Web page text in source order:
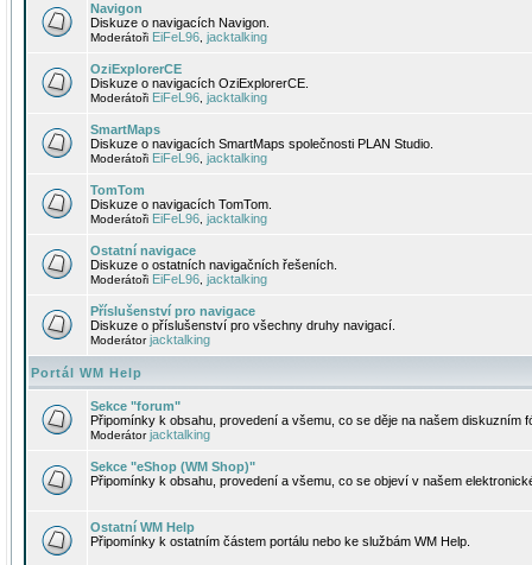
Navigon
Diskuze o navigacích Navigon.
Moderátoři EiFeL96 jacktalking
OziExplorerCE
Diskuze o navigacích OziExplorerCE.
Moderátoři EiFeL96 jacktalking
SmartMaps
Diskuze o navigacích SmartMaps společnosti PLAN Studio.
Moderátoři EiFeL96 jacktalking
TomTom
Diskuze o navigacích TomTom.
Moderátoři EiFeL96 jacktalking
Ostatní navigace
Diskuze o ostatních navigačních řešeních.
Moderátoři EiFeL96 jacktalking
Příslušenství pro navigace
Diskuze o příslušenství pro všechny druhy navigací.
Moderátorjacktalking
Portál WM Help
Sekce "forum"
Připomínky k obsahu, provedení a všemu, co se děje na našem diskuzním
Moderátorjacktalking
Sekce "eShop (WM Shop)"
Připomínky k obsahu, provedení a všemu, co se objeví v našem
Ostatní WM Help
Připomínky k ostatním částem portálu nebo ke službám WM Help.